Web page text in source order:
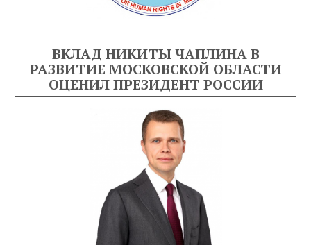
ВКЛАД НИКИТЫ ЧАПЛИНА В
РАЗВИТИЕ МОСКОВСКОЙ ОБЛАСТИ
ОЦЕНИЛ ПРЕЗИДЕНТ РОССИИ